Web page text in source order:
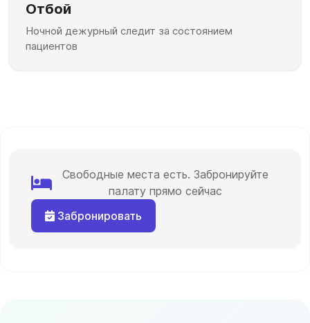
Отбой
Ночной дежурный следит за состоянием
пациентов
Свободные места есть. Забронируйте
палату прямо сейчас
Забронировать